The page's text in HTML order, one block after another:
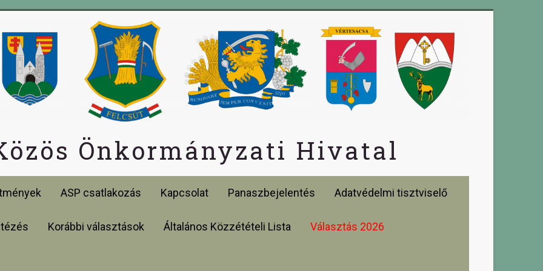
Önkormányzati Hivatal
ASP csatlakozás Kapcsolat Panaszbejelentés Adatvédelmi tisztviselő
Korábbi választások Általános Közzétételi Lista Választás 2026